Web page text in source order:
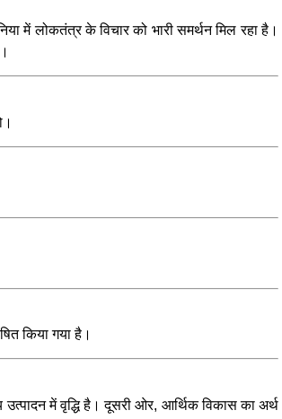
में लोकतंत्र के विचार को भारी समर्थन मिल रहा है।
किया गया है।
में वृद्धि है। दूसरी ओर, आर्थिक विकास का अर्थ